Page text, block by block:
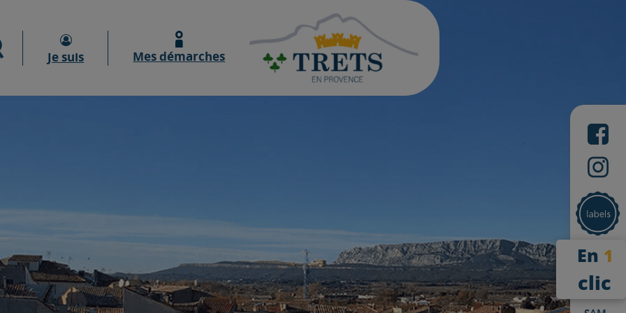
Moteur de recherche
Je suis Mes démarches
En 1
clic